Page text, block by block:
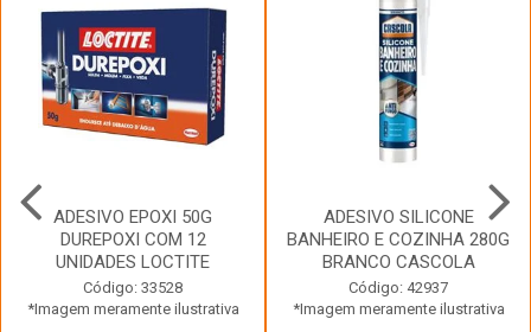
ADESIVO EPOXI 50G
DUREPOXI COM 12
UNIDADES LOCTITE
Código: 33528
*Imagem meramente ilustrativa
ADESIVO SILICONE
BANHEIRO E COZINHA 280G
BRANCO CASCOLA
Código: 42937
*Imagem meramente ilustrativa